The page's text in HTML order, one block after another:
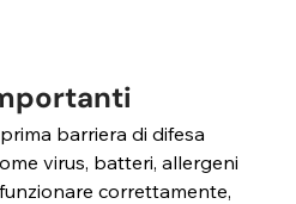
barriera di difesa
virus, batteri, allergeni
correttamente,